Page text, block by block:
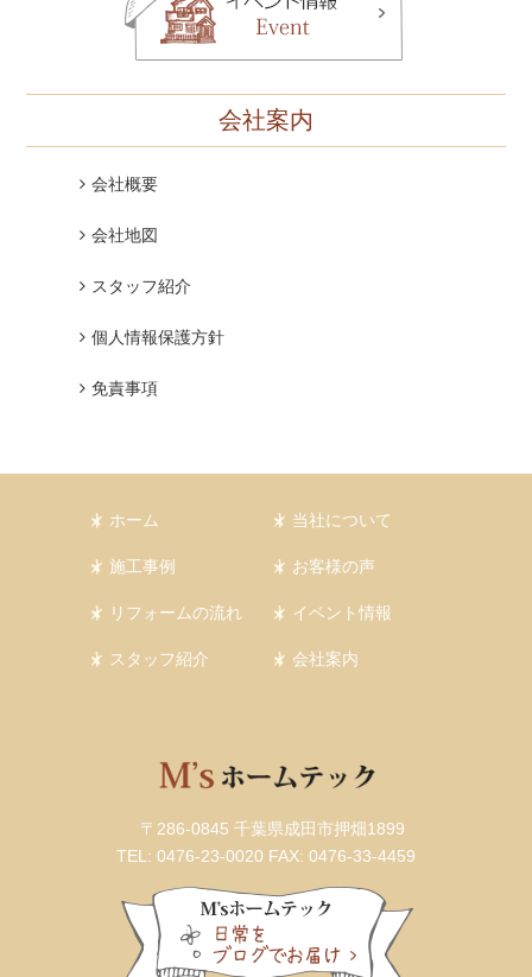
会社案内
会社概要
会社地図
スタッフ紹介
個人情報保護方針
免責事項
ホーム 当社について
施工事例 お客様の声
リフォームの流れ イベント情報
スタッフ紹介 会社案内
〒286-0845 千葉県成田市押畑1899
TEL: 0476-23-0020 FAX: 0476-33-4459